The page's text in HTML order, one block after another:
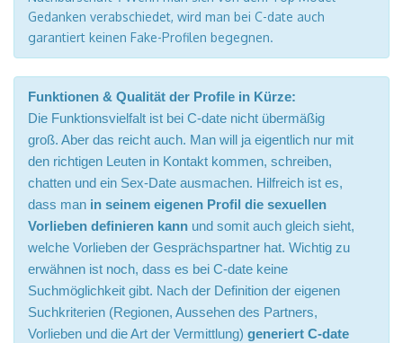
Gedanken verabschiedet, wird man bei C-date auch
garantiert keinen Fake-Profilen begegnen.
Funktionen & Qualität der Profile in Kürze:
Die Funktionsvielfalt ist bei C-date nicht übermäßig
groß. Aber das reicht auch. Man will ja eigentlich nur mit
den richtigen Leuten in Kontakt kommen, schreiben,
chatten und ein Sex-Date ausmachen. Hilfreich ist es,
dass man in seinem eigenen Profil die sexuellen
Vorlieben definieren kann und somit auch gleich sieht,
welche Vorlieben der Gesprächspartner hat. Wichtig zu
erwähnen ist noch, dass es bei C-date keine
Suchmöglichkeit gibt. Nach der Definition der eigenen
Suchkriterien (Regionen, Aussehen des Partners,
Vorlieben und die Art der Vermittlung) generiert C-date